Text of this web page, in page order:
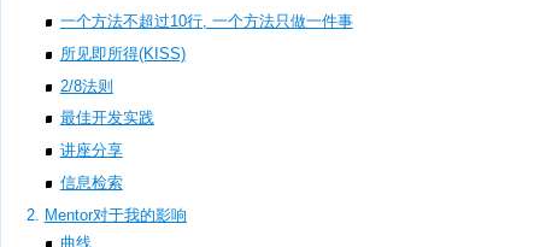
一个方法不超过10行, 一个方法只做一件事
所见即所得(KISS)
2/8法则
最佳开发实践
讲座分享
信息检索
Mentor对于我的影响
曲线